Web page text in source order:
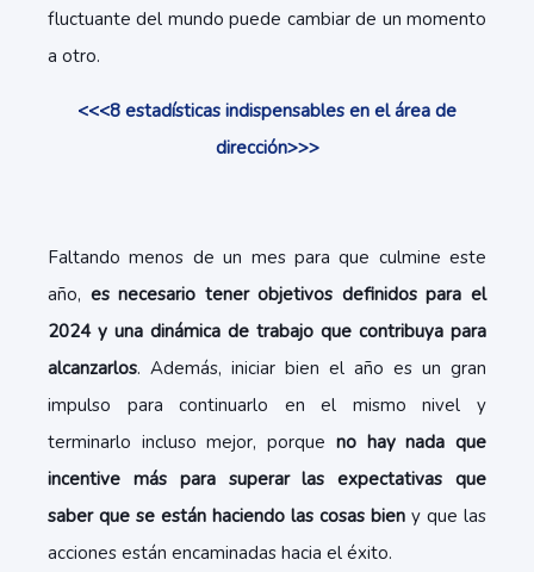
fluctuante del mundo puede cambiar de un momento
a otro.
<<<8 estadísticas indispensables en el área de
dirección>>>
Faltando menos de un mes para que culmine este
año, es necesario tener objetivos definidos para el
2024 y una dinámica de trabajo que contribuya para
alcanzarlos. Además, iniciar bien el año es un gran
impulso para continuarlo en el mismo nivel y
terminarlo incluso mejor, porque no hay nada que
incentive más para superar las expectativas que
saber que se están haciendo las cosas bien y que las
acciones están encaminadas hacia el éxito.